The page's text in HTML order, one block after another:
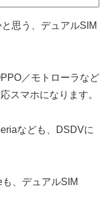
思う、デュアルSIM
／モトローラなど
スマホになります。
なども、DSDVに
、デュアルSIM